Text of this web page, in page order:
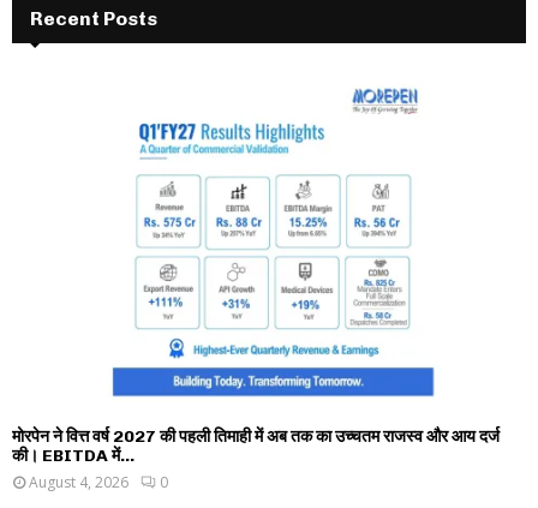
Recent Posts
मोरपेन ने वित्त वर्ष 2027 की पहली तिमाही में अब तक का उच्चतम राजस्व और आय दर्ज
की। EBITDA में...
August 4, 2026
0